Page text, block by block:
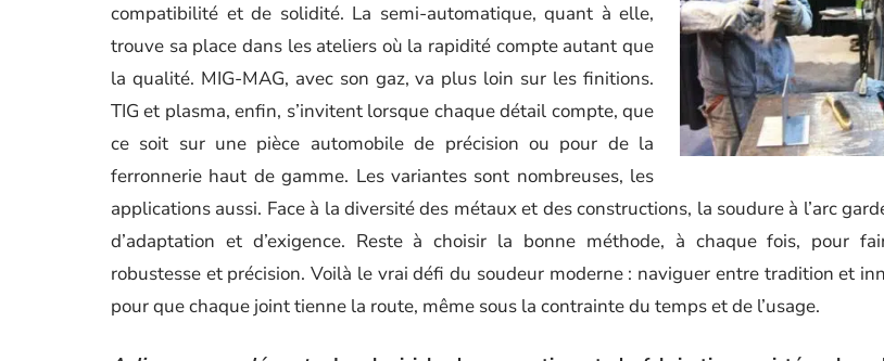
compatibilité et de solidité. La semi-automatique, quant à elle,
trouve sa place dans les ateliers où la rapidité compte autant que
la qualité. MIG-MAG, avec son gaz, va plus loin sur les finitions.
TIG et plasma, enfin, s’invitent lorsque chaque détail compte, que
ce soit sur une pièce automobile de précision ou pour de la
ferronnerie haut de gamme. Les variantes sont nombreuses, les
applications aussi. Face à la diversité des métaux et des constructions, la soudure à l’arc
d’adaptation et d’exigence. Reste à choisir la bonne méthode, à chaque fois, pour
robustesse et précision. Voilà le vrai défi du soudeur moderne : naviguer entre tradition et
pour que chaque joint tienne la route, même sous la contrainte du temps et de l’usage.